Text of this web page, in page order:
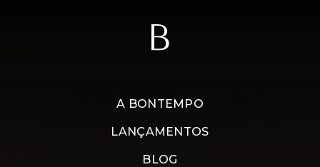
A BONTEMPO
LANÇAMENTOS
BLOG